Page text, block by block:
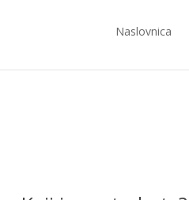
Naslovnica